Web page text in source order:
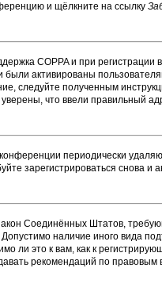
и щёлкните на ссылку
COPPA и при регистрации
были активированы
следуйте полученным
что ввели правильный
периодически
зарегистрироваться снова и
Соединённых Штатов,
наличие иного вида
ли это к вам, как к
рекомендаций по правовым